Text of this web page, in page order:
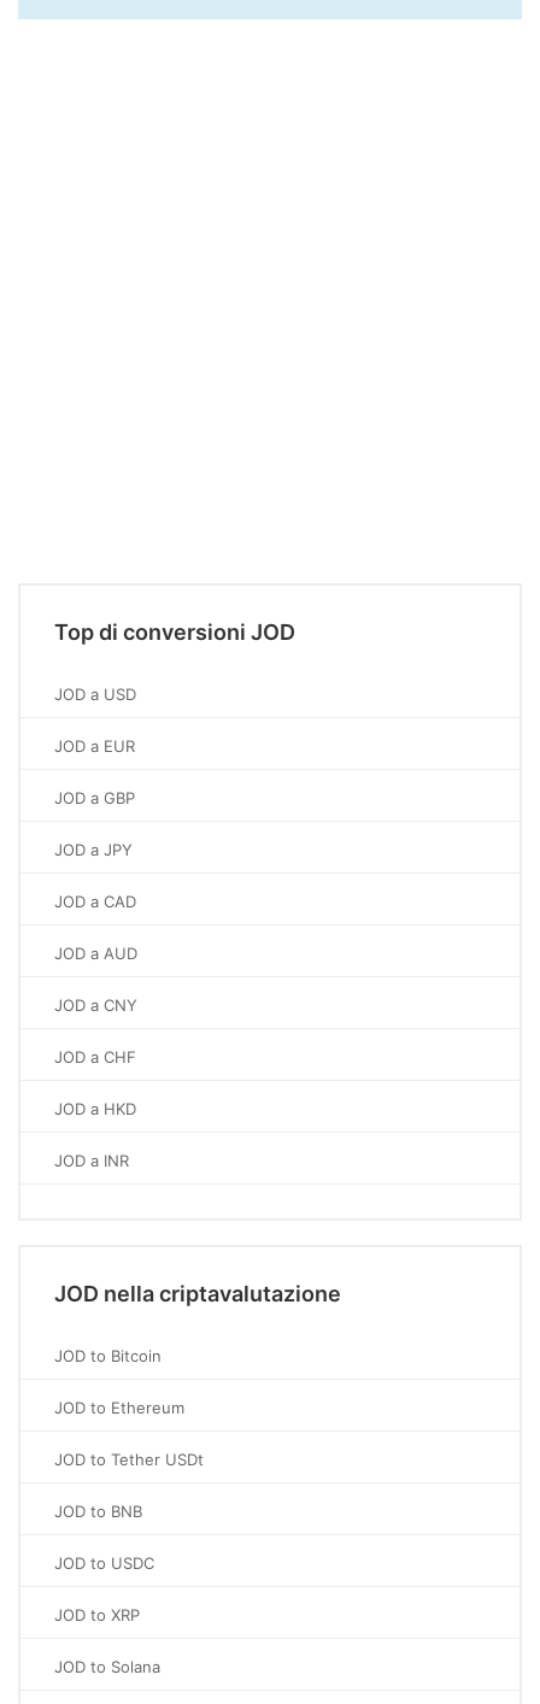
Top di conversioni JOD
JOD a USD
JOD a EUR
JOD a GBP
JOD a JPY
JOD a CAD
JOD a AUD
JOD a CNY
JOD a CHF
JOD a HKD
JOD a INR
JOD nella criptavalutazione
JOD to Bitcoin
JOD to Ethereum
JOD to Tether USDt
JOD to BNB
JOD to USDC
JOD to XRP
JOD to Solana